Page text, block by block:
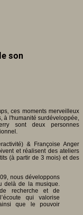
son
ces moments merveilleux
à l'humanité surdéveloppée,
sont deux personnes
& Françoise Anger
et réalisent des ateliers
(à partir de 3 mois) et des
nous développons
delà de la musique.
recherche et de
qui valorise
que le pouvoir